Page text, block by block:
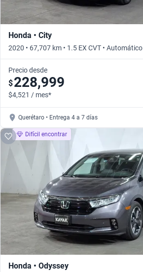
Honda • City
2020 • 67,707 km • 1.5 EX CVT • Automático
Precio desde
$228,999
$4,521 / mes*
Querétaro • Entrega 4 a 7 días
Difícil encontrar
Honda • Odyssey